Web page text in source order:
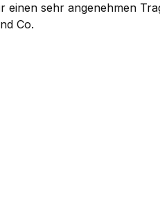
sehr angenehmen
Co.